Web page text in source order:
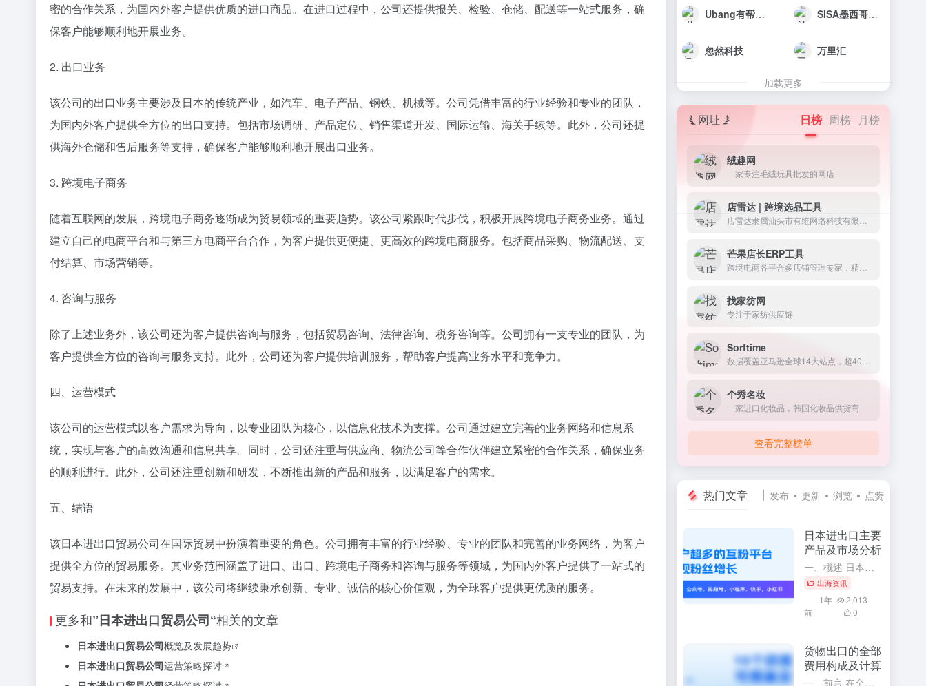
密的合作关系，为国内外客户提供优质的进口商品。在进口过程中，公司还提供报关、检验、仓储、配送等一站式服务，确
保客户能够顺利地开展业务。
2. 出口业务
该公司的出口业务主要涉及日本的传统产业，如汽车、电子产品、钢铁、机械等。公司凭借丰富的行业经验和专业的团队，
为国内外客户提供全方位的出口支持。包括市场调研、产品定位、销售渠道开发、国际运输、海关手续等。此外，公司还提
供海外仓储和售后服务等支持，确保客户能够顺利地开展出口业务。
3. 跨境电子商务
随着互联网的发展，跨境电子商务逐渐成为贸易领域的重要趋势。该公司紧跟时代步伐，积极开展跨境电子商务业务。通过
建立自己的电商平台和与第三方电商平台合作，为客户提供更便捷、更高效的跨境电商服务。包括商品采购、物流配送、支
付结算、市场营销等。
4. 咨询与服务
除了上述业务外，该公司还为客户提供咨询与服务，包括贸易咨询、法律咨询、税务咨询等。公司拥有一支专业的团队，为
客户提供全方位的咨询与服务支持。此外，公司还为客户提供培训服务，帮助客户提高业务水平和竞争力。
四、运营模式
该公司的运营模式以客户需求为导向，以专业团队为核心，以信息化技术为支撑。公司通过建立完善的业务网络和信息系
统，实现与客户的高效沟通和信息共享。同时，公司还注重与供应商、物流公司等合作伙伴建立紧密的合作关系，确保业务
的顺利进行。此外，公司还注重创新和研发，不断推出新的产品和服务，以满足客户的需求。
五、结语
该日本进出口贸易公司在国际贸易中扮演着重要的角色。公司拥有丰富的行业经验、专业的团队和完善的业务网络，为客户
提供全方位的贸易服务。其业务范围涵盖了进口、出口、跨境电子商务和咨询与服务等领域，为国内外客户提供了一站式的
贸易支持。在未来的发展中，该公司将继续秉承创新、专业、诚信的核心价值观，为全球客户提供更优质的服务。
更多和”日本进出口贸易公司“相关的文章
日本进出口贸易公司概览及发展趋势
日本进出口贸易公司运营策略探讨
Ubang有帮科技 SISA墨西哥海外仓
忽然科技 万里汇
加载更多
网址 日榜 周榜 月榜
绒趣网
一家专注毛绒玩具批发的网店
店雷达 | 跨境选品工具
芒果店长ERP工具
找家纺网
专注于家纺供应链
Sorftime
个秀名妆
一家进口化妆品，韩国化妆品供货商
查看完整榜单
热门文章 发布 更新 浏览 点赞
日本进出口主要
产品及市场分析
一、概述 日本作为世界上经济实力雄厚的国家之一，其对外贸易活动十分活跃。通过深入了解日本进出口的主要产品及市场分析，可以更全面地掌握日本的经济发展趋势和国际贸易格局。本文将针对日本进出口的主要产品进行...
出海资讯
1年
前
2,013
0
货物出口的全部
费用构成及计算
一、前言 在全球化的今天，货物出口已经成为了众多企业和商家开展国际贸易的主要方式。要想顺利地开展货物出口业务，必须充分了解货物出口的全部费用构成及其计算方法。这将有助于企业更精确地掌握出口成本，合理制...